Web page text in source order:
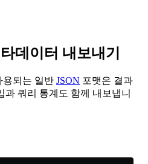
데이터 내보내기
용되는 일반 JSON 포맷은 결과
쿼리 통계도 함께 내보냅니